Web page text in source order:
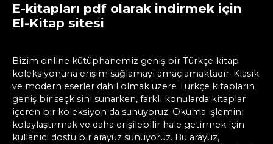
E-kitapları pdf olarak indirmek için
El-Kitap sitesi
Bizim online kütüphanemiz geniş bir Türkçe kitap
koleksiyonuna erişim sağlamayı amaçlamaktadır. Klasik
ve modern eserler dahil olmak üzere Türkçe kitapların
geniş bir seçkisini sunarken, farklı konularda kitaplar
içeren bir koleksiyon da sunuyoruz. Okuma işlemini
kolaylaştırmak ve daha erişilebilir hale getirmek için
kullanıcı dostu bir arayüz sunuyoruz. Bu arayüz,